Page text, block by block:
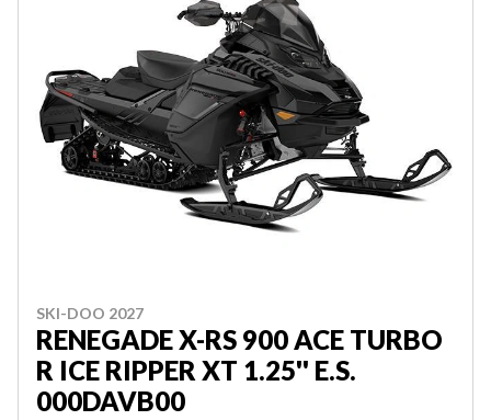
SKI-DOO 2027
RENEGADE X-RS 900 ACE TURBO
R ICE RIPPER XT 1.25'' E.S.
000DAVB00